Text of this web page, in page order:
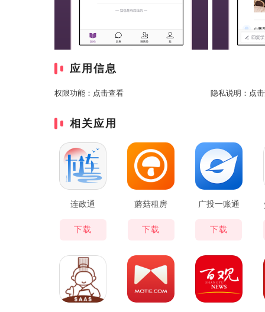
应用信息
权限功能： 点击查看 隐私说明： 点
相关应用
连政通
下载
蘑菇租房
下载
广投一账通
下载